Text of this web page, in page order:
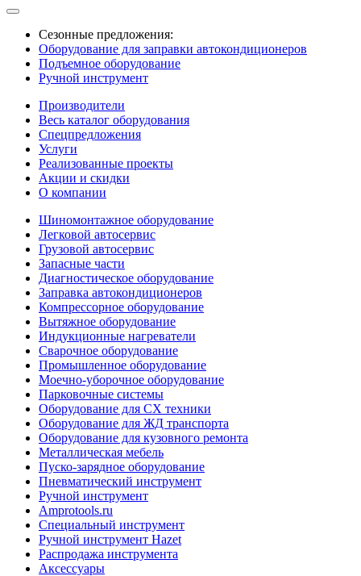
Сезонные предложения:
Оборудование для заправки автокондиционеров
Подъемное оборудование
Ручной инструмент
Производители
Весь каталог оборудования
Спецпредложения
Услуги
Реализованные проекты
Акции и скидки
О компании
Шиномонтажное оборудование
Легковой автосервис
Грузовой автосервис
Запасные части
Диагностическое оборудование
Заправка автокондиционеров
Компрессорное оборудование
Вытяжное оборудование
Индукционные нагреватели
Сварочное оборудование
Промышленное оборудование
Моечно-уборочное оборудование
Парковочные системы
Оборудование для СХ техники
Оборудование для ЖД транспорта
Оборудование для кузовного ремонта
Металлическая мебель
Пуско-зарядное оборудование
Пневматический инструмент
Ручной инструмент
Amprotools.ru
Специальный инструмент
Ручной инструмент Hazet
Распродажа инструмента
Аксессуары